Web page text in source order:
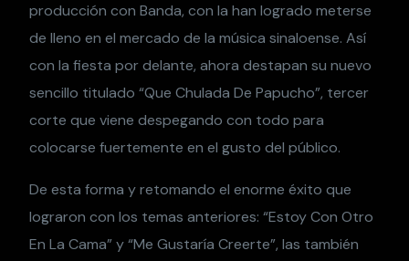
producción con Banda, con la han logrado meterse
de lleno en el mercado de la música sinaloense. Así
con la fiesta por delante, ahora destapan su nuevo
sencillo titulado “Que Chulada De Papucho”, tercer
corte que viene despegando con todo para
colocarse fuertemente en el gusto del público.
De esta forma y retomando el enorme éxito que
lograron con los temas anteriores: “Estoy Con Otro
En La Cama” y “Me Gustaría Creerte”, las también